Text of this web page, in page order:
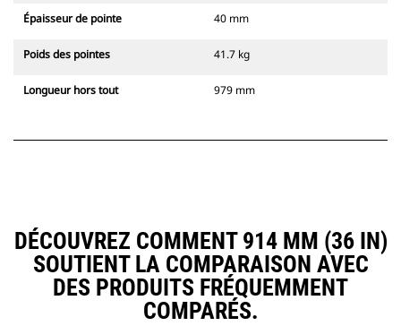
Épaisseur de pointe 40 mm
Poids des pointes 41.7 kg
Longueur hors tout 979 mm
DÉCOUVREZ COMMENT 914 MM (36 IN)
SOUTIENT LA COMPARAISON AVEC
DES PRODUITS FRÉQUEMMENT
COMPARÉS.